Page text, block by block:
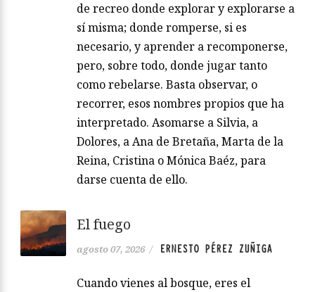
de recreo donde explorar y explorarse a
sí misma; donde romperse, si es
necesario, y aprender a recomponerse,
pero, sobre todo, donde jugar tanto
como rebelarse. Basta observar, o
recorrer, esos nombres propios que ha
interpretado. Asomarse a Silvia, a
Dolores, a Ana de Bretaña, Marta de la
Reina, Cristina o Mónica Baéz, para
darse cuenta de ello.
El fuego
agosto 07, 2026 / ERNESTO PÉREZ ZUÑIGA
Cuando vienes al bosque, eres el